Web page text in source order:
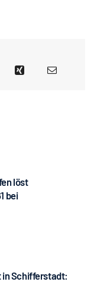
löst
bei
in Schifferstadt: